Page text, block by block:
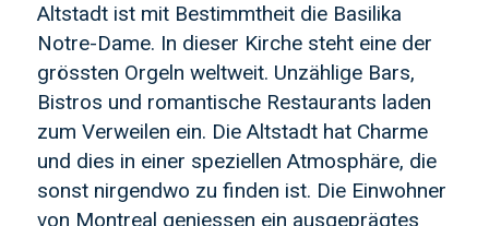
Altstadt ist mit Bestimmtheit die Basilika
Notre-Dame. In dieser Kirche steht eine der
grössten Orgeln weltweit. Unzählige Bars,
Bistros und romantische Restaurants laden
zum Verweilen ein. Die Altstadt hat Charme
und dies in einer speziellen Atmosphäre, die
sonst nirgendwo zu finden ist. Die Einwohner
von Montreal geniessen ein ausgeprägtes